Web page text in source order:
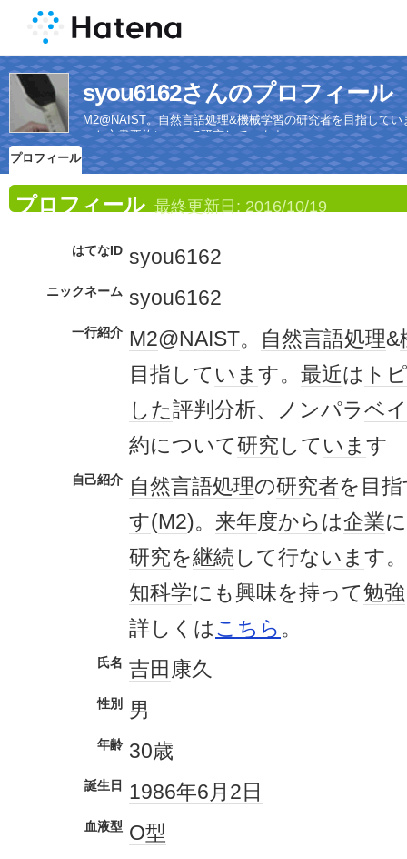
syou6162さんのプロフィール
M2@NAIST。自然言語処理&機械学習の研究者を目指して
った文書要約について研究しています
プロフィール
プロフィール 最終更新日: 2016/10/19
はてなID syou6162
ニックネーム syou6162
一行紹介 M2@NAIST。 自然言語処理&
目指して いま す。 最近は ト
した評判分析、ノンパラベ
約について研究 して いま す
自己紹介 自然言語処理の研究者を目
す(M2)。 来年度からは企業
研究を継続 して行ないま す。
知科学にも興味を持って勉強
詳しくはこちら 。
氏名 吉田 康久
性別 男
年齢 30歳
誕生日 1986年6月2日
血液型 O型